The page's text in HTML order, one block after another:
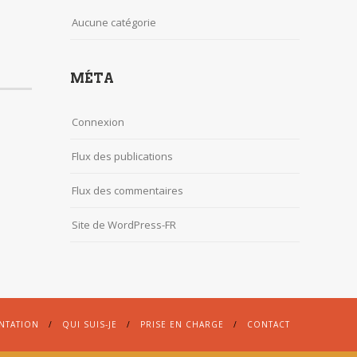
Aucune catégorie
MÉTA
Connexion
Flux des publications
Flux des commentaires
Site de WordPress-FR
QUI SUIS-JE PRISE EN CHARGE CONTACT